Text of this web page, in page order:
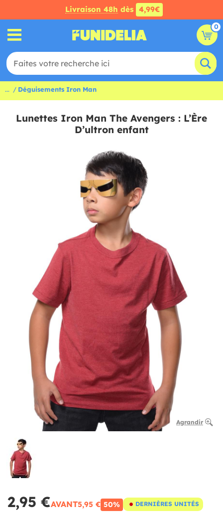
Livraison 48h dès 4,99€
0
... Déguisements Iron Man
Lunettes Iron Man The Avengers : L’Ère
D’ultron enfant
Agrandir
2,95 €AVANT5,95 € 50% DERNIÈRES UNITÉS